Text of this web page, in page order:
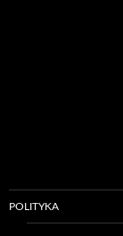
POLITYKA